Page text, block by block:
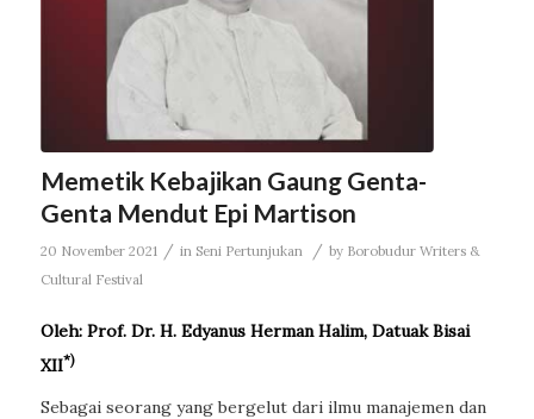
Memetik Kebajikan Gaung Genta-
Genta Mendut Epi Martison
20 November 2021 / in Seni Pertunjukan / by Borobudur Writers &
Cultural Festival
Oleh: Prof. Dr. H. Edyanus Herman Halim, Datuak Bisai
XII*)
Sebagai seorang yang bergelut dari ilmu manajemen dan